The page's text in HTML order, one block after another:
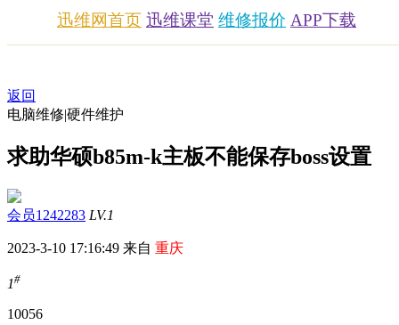
迅维网首页 迅维课堂 维修报价 APP下载
返回
电脑维修|硬件维护
求助华硕b85m-k主板不能保存boss设置
会员1242283 LV.1
2023-3-10 17:16:49 来自 重庆
1#
10056